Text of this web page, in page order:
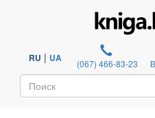
RU | UA (067) 466-83-23